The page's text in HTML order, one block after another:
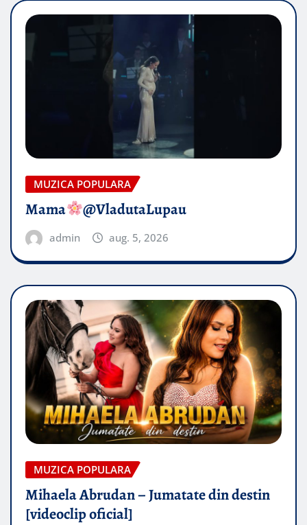
MUZICA POPULARA
Mama @VladutaLupau
admin aug. 5, 2026
MUZICA POPULARA
Mihaela Abrudan – Jumatate din destin
[videoclip oficial]